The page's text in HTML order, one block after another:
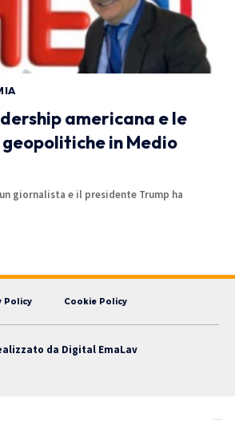
americana e le
geopolitiche in Medio
giornalista e il presidente Trump ha
Policy Cookie Policy
da Digital EmaLav